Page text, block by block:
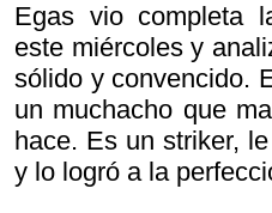
Egas vio completa
este miércoles y
sólido y convencido.
un muchacho que
hace. Es un striker,
y lo logró a la